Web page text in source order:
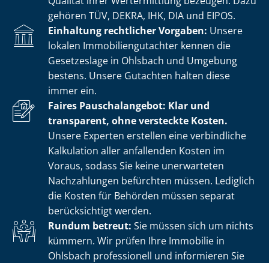
gehören TÜV, DEKRA, IHK, DIA und EIPOS.
Einhaltung rechtlicher Vorgaben: Unsere
lokalen Im­mo­bi­li­en­gut­ach­ter kennen die
Gesetzeslage in Ohlsbach und Umgebung
bestens. Unsere Gutachten halten diese
immer ein.
Faires Pauschalangebot: Klar und
transparent, ohne versteckte Kosten.
Unsere Experten erstellen eine verbindliche
Kalkulation aller anfallenden Kosten im
Voraus, sodass Sie keine unerwarteten
Nachzahlungen befürchten müssen. Lediglich
die Kosten für Behörden müssen separat
berücksichtigt werden.
Rundum betreut: Sie müssen sich um nichts
kümmern. Wir prüfen Ihre Immobilie in
Ohlsbach professionell und informieren Sie